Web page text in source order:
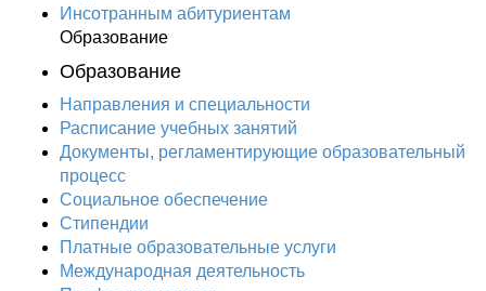
Инсотранным абитуриентам
Образование
Образование
Направления и специальности
Расписание учебных занятий
Документы, регламентирующие образовательный
процесс
Социальное обеспечение
Стипендии
Платные образовательные услуги
Международная деятельность